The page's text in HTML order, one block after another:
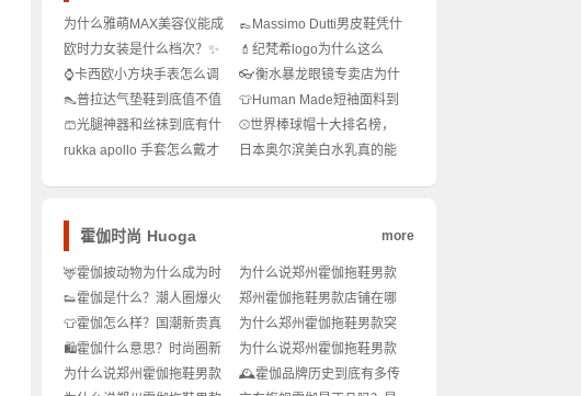
为什么雅萌MAX美容仪能成
贵妇抗老神器？💆‍♀️家用美容
仪真的有效吗？🔥
👞Massimo Dutti男皮鞋凭什
么圈粉高级感穿搭控？💼绅
士衣橱的灵魂单
欧时力女装是什么档次？✨
是轻奢还是快时尚？怎么穿
才显高级感？
💄纪梵希logo为什么这么
火？品牌标志设计全解析！
✨
⌚卡西欧小方块手表怎么调
时间？新手必看操作指南！
👓衡水暴龙眼镜专卖店为什
么这么火？👀潮流达人都在
抢！
👠普拉达气垫鞋到底值不值
得买？✨潮人脚下的高级感
秘密！
👕Human Made短袖面料到
底有什么玄机？潮人穿搭必
备知识！🔥
🩳光腿神器和丝袜到底有什
么区别？选错真的会翻车！
⚾世界棒球帽十大排名榜，
你戴对了吗？潮流穿搭必
rukka apollo 手套怎么戴才
日本奥尔滨美白水乳真的能
霍伽时尚 Huoga more
🦌霍伽披动物为什么成为时
尚圈新宠？穿搭攻略全解
析！✨
为什么说郑州霍伽拖鞋男款
是今夏必备单品？怎么买才
能避开假货陷阱？
👟霍伽是什么？潮人圈爆火
的街头品牌你真的了解吗？
🔥
郑州霍伽拖鞋男款店铺在哪
买的啊？🔥全网都在问的潮
流家居鞋怎么入手？
👕霍伽怎么样？国潮新贵真
的值得入手吗？🔥
为什么郑州霍伽拖鞋男款突
然爆火？🔥在哪能买到同款
潮人最爱的舒适穿搭神器？
🛍️霍伽什么意思？时尚圈新
宠到底是什么？🔥
为什么说郑州霍伽拖鞋男款
店铺位置选得好？🔥怎么挑
才能穿出潮流感+舒适度？
为什么说郑州霍伽拖鞋男款
🕰️霍伽品牌历史到底有多传